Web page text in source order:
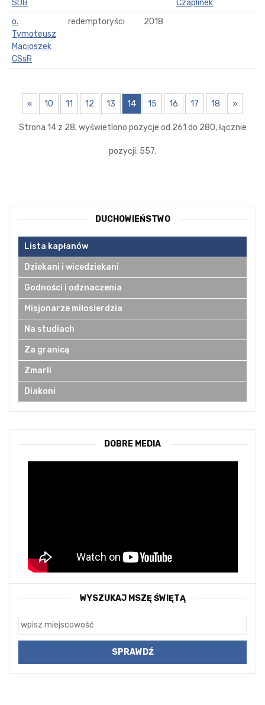
SDB
Czaplinek
o.
Tymoteusz
Macioszek
CSsR
redemptoryści 2018
« 10 11 12 13 14 15 16 17 18 »
Strona 14 z 28, wyświetlono pozycje od 261 do 280, łącznie
pozycji: 557.
DUCHOWIEŃSTWO
Lista kapłanów
Dziekani i wicedziekani
Godności i odznaczenia
Misjonarze miłosierdzia
Na studiach
Za granicą
Zmarli
Diakoni
DOBRE MEDIA
WYSZUKAJ MSZĘ ŚWIĘTĄ